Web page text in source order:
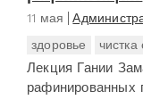
11 мая
здоровье
чистка
Лекция Гании
рафинированных